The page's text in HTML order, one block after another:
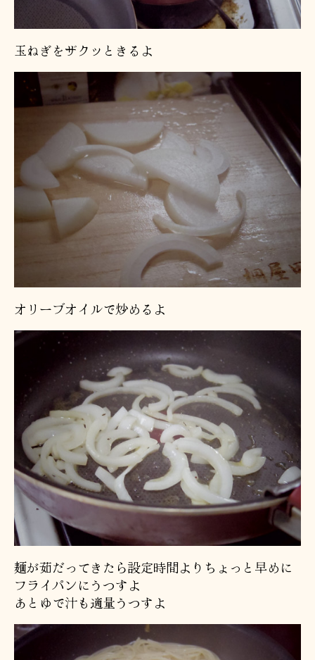
玉ねぎをザクッときるよ
オリーブオイルで炒めるよ
麺が茹だってきたら設定時間よりちょっと早めに
フライパンにうつすよ
あとゆで汁も適量うつすよ